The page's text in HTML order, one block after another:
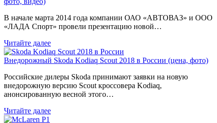
В начале марта 2014 года компании ОАО «АВТОВАЗ» и ООО
«ЛАДА Спорт» провели презентацию новой…
Читайте далее
Внедорожный Skoda Kodiaq Scout 2018 в России (цена, фото)
Российские дилеры Skoda принимают заявки на новую
внедорожную версию Scout кроссовера Kodiaq,
анонсированную весной этого…
Читайте далее